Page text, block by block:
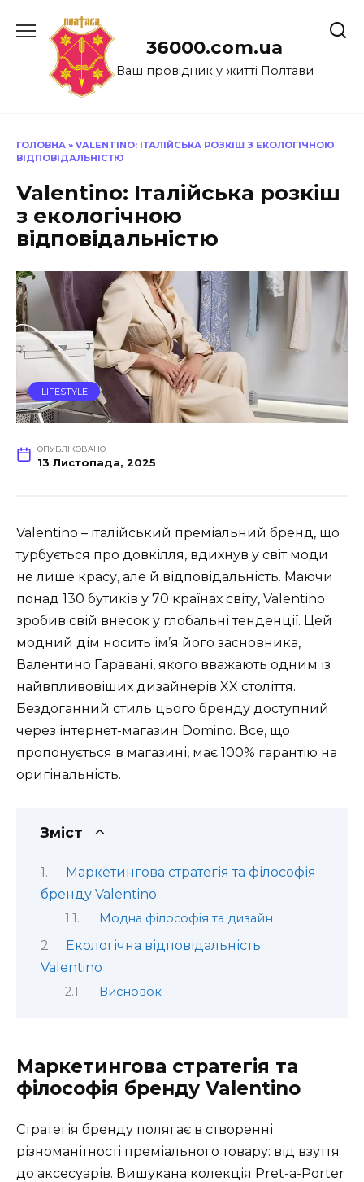
до
36000.com.ua
Ваш провідник у житті Полтави
ГОЛОВНА » VALENTINO: ІТАЛІЙСЬКА РОЗКІШ З ЕКОЛОГІЧНОЮ
ВІДПОВІДАЛЬНІСТЮ
Valentino: Італійська розкіш
з екологічною
відповідальністю
LIFESTYLE
ОПУБЛІКОВАНО
13 Листопада, 2025
Valentino – італійський преміальний бренд, що
турбується про довкілля, вдихнув у світ моди
не лише красу, але й відповідальність. Маючи
понад 130 бутиків у 70 країнах світу, Valentino
зробив свій внесок у глобальні тенденції. Цей
модний дім носить ім’я його засновника,
Валентино Гаравані, якого вважають одним із
найвпливовіших дизайнерів XX століття.
Бездоганний стиль цього бренду доступний
через інтернет-магазин Domino. Все, що
пропонується в магазині, має 100% гарантію на
оригінальність.
Зміст
Маркетингова стратегія та філософія
бренду Valentino
Модна філософія та дизайн
Екологічна відповідальність
Valentino
Висновок
Маркетингова стратегія та
філософія бренду Valentino
Стратегія бренду полягає в створенні
різноманітності преміального товару: від взуття
до аксесуарів. Вишукана колекція Pret-a-Porter